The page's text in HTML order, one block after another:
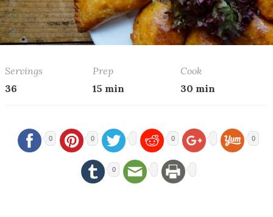
Servings
36
Prep
15 min
Cook
30 min
0 0 0 0
0